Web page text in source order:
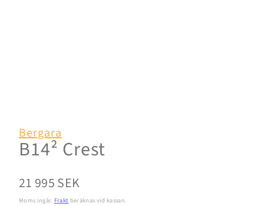
Bergara
B14² Crest
Normalpris
21 995 SEK
Moms ingår. Frakt beräknas vid kassan.